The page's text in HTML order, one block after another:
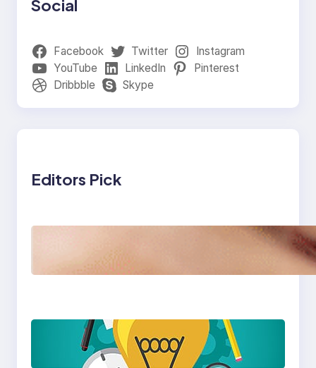
Social
Facebook Twitter
Instagram
YouTube
LinkedIn
Pinterest
Dribbble
Skype
Editors Pick
☝️ स्पर्धा परीक्षांची यादी – प्रवेश व
शिष्यवृत्ती परीक्षांसाठी उपयुक्त
माहिती
☝️ सुंदर व उपयुक्त संकल्पना!